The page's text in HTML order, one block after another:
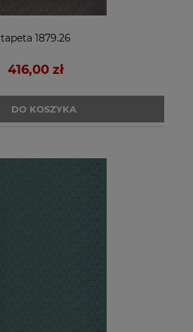
tapeta 1879.26
416,00 zł
DO KOSZYKA